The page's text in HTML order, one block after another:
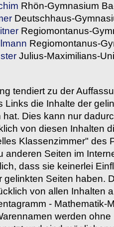
Rhön-Gymnasium
Deutschhaus-
Regiomontanus-
Regiomontanus-
Julius-Maximilians-
tendiert zu der
Links die Inhalte der
hat. Dies kann nur
von diesen Inhalten
Klassenzimmer" des
anderen Seiten im
dass sie keinerlei
gelinkten Seiten haben.
von allen Inhalten
- Mathematik-
werden